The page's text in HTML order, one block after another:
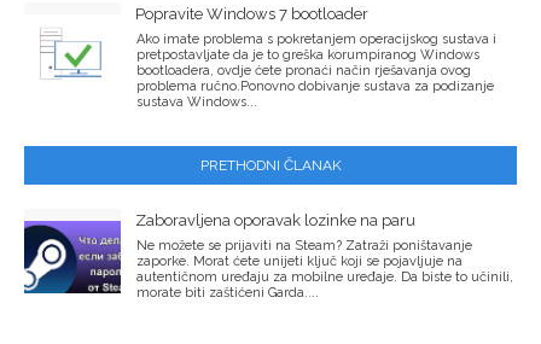
Popravite Windows 7 bootloader
Ako imate problema s pokretanjem operacijskog sustava i
pretpostavljate da je to greška korumpiranog Windows
bootloadera, ovdje ćete pronaći način rješavanja ovog
problema ručno.Ponovno dobivanje sustava za podizanje
sustava Windows...
PRETHODNI ČLANAK
Zaboravljena oporavak lozinke na paru
Ne možete se prijaviti na Steam? Zatraži poništavanje
zaporke. Morat ćete unijeti ključ koji se pojavljuje na
autentičnom uređaju za mobilne uređaje. Da biste to učinili,
morate biti zaštićeni Garda....